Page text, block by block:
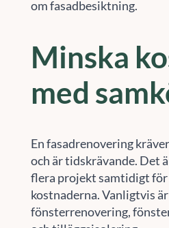
om fasadbesiktning.
Minska
med
En fasadrenovering
och är tidskrävande. Det
flera projekt samtidigt
kostnaderna. Vanligtvis
fönsterrenovering,